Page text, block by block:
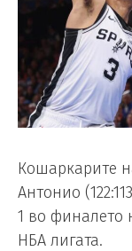
Кошаркарите
Антонио
1 во финалето
НБА лигата.